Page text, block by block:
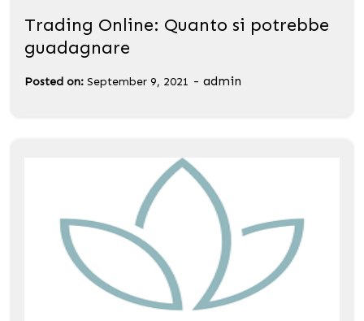
Trading Online: Quanto si potrebbe
guadagnare
Posted on: September 9, 2021 - admin